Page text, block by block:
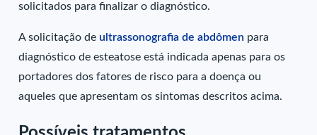
solicitados para finalizar o diagnóstico.
A solicitação de ultrassonografia de abdômen para
diagnóstico de esteatose está indicada apenas para os
portadores dos fatores de risco para a doença ou
aqueles que apresentam os sintomas descritos acima.